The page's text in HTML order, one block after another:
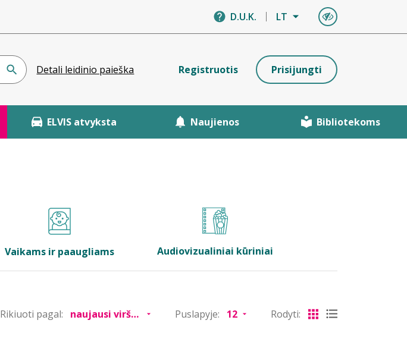
D.U.K. LT
Detali leidinio paieška Registruotis Prisijungti
ELVIS atvyksta Naujienos Bibliotekoms
Vaikams ir paaugliams Audiovizualiniai kūriniai
Rikiuoti pagal: Puslapyje: Rodyti: